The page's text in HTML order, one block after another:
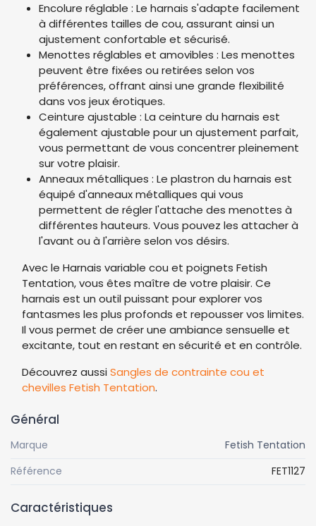
Encolure réglable : Le harnais s'adapte facilement
à différentes tailles de cou, assurant ainsi un
ajustement confortable et sécurisé.
Menottes réglables et amovibles : Les menottes
peuvent être fixées ou retirées selon vos
préférences, offrant ainsi une grande flexibilité
dans vos jeux érotiques.
Ceinture ajustable : La ceinture du harnais est
également ajustable pour un ajustement parfait,
vous permettant de vous concentrer pleinement
sur votre plaisir.
Anneaux métalliques : Le plastron du harnais est
équipé d'anneaux métalliques qui vous
permettent de régler l'attache des menottes à
différentes hauteurs. Vous pouvez les attacher à
l'avant ou à l'arrière selon vos désirs.
Avec le Harnais variable cou et poignets Fetish
Tentation, vous êtes maître de votre plaisir. Ce
harnais est un outil puissant pour explorer vos
fantasmes les plus profonds et repousser vos limites.
Il vous permet de créer une ambiance sensuelle et
excitante, tout en restant en sécurité et en contrôle.
Découvrez aussiSangles de contrainte cou et
chevilles Fetish Tentation.
Général
Marque
Fetish Tentation
Référence
FET1127
Caractéristiques